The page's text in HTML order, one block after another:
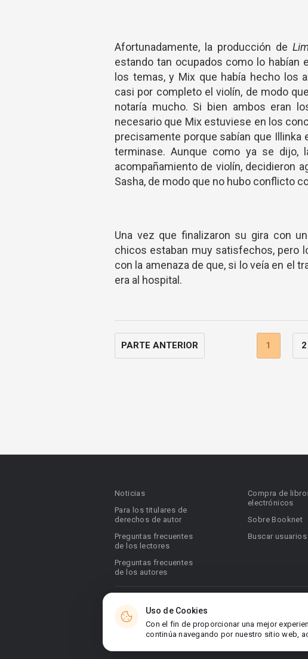
Afortunadamente, la producción de
estando tan ocupados como lo habían
los temas, y Mix que había hecho los
casi por completo el violín, de modo
notaría mucho. Si bien ambos eran
necesario que Mix estuviese en los
precisamente porque sabían que
terminase. Aunque como ya se dijo,
acompañamiento de violín, decidieron
Sasha, de modo que no hubo conflicto
Una vez que finalizaron su gira con
chicos estaban muy satisfechos, pero
con la amenaza de que, si lo veía en el
era al hospital.
PARTE ANTERIOR 1 2
Uso de Cookies
Con el fin de proporcionar una mejor
continúa navegando por nuestro sitio web,
Noticias
Para los titulares de
derechos de autor
Preguntas frecuentes
de los lectores
Preguntas frecuentes
de los autores
Compra de
electrónicos
Sobre Booknet
Buscar usuarios
© 2026 Booknet. Todos los derechos reservados.
Dirección comercial: Griva Digeni 51, oficina 1,
6036, Chipre